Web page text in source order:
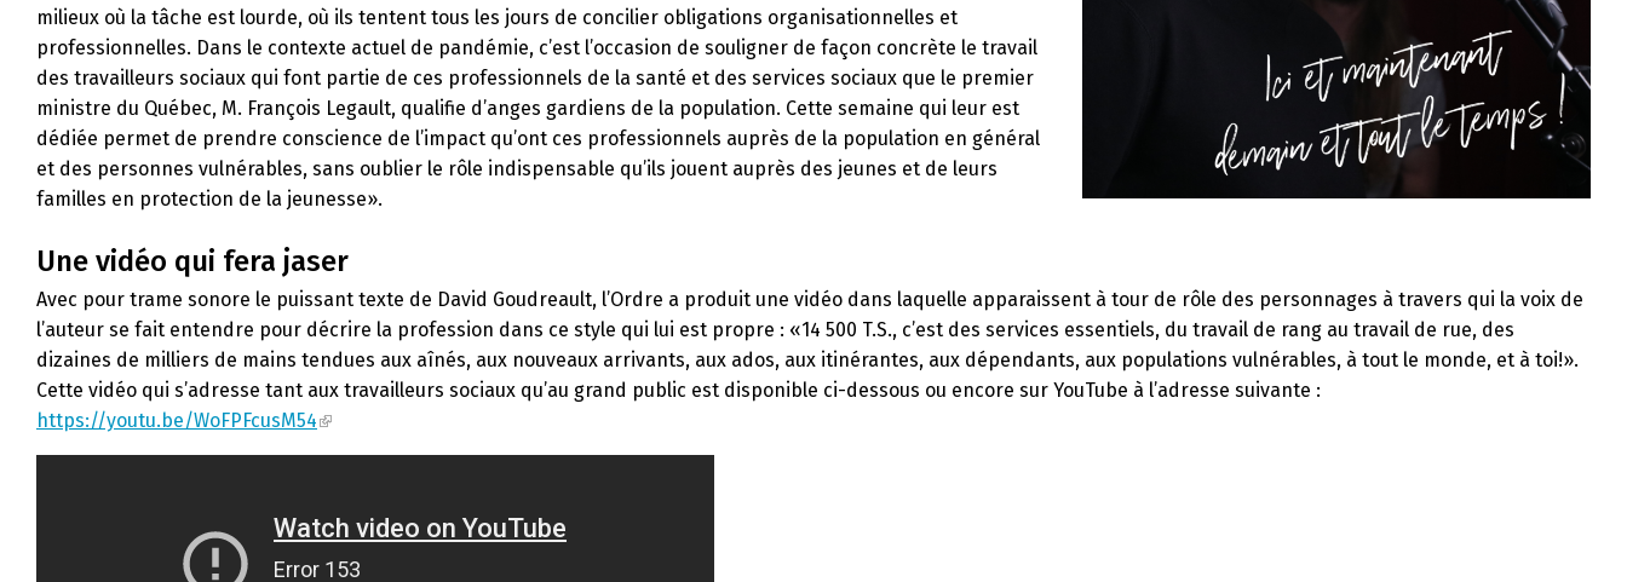
milieux où la tâche est lourde, où ils tentent tous les jours de concilier obligations organisationnelles et
professionnelles. Dans le contexte actuel de pandémie, c’est l’occasion de souligner de façon concrète le travail
des travailleurs sociaux qui font partie de ces professionnels de la santé et des services sociaux que le premier
ministre du Québec, M. François Legault, qualifie d’anges gardiens de la population. Cette semaine qui leur est
dédiée permet de prendre conscience de l’impact qu’ont ces professionnels auprès de la population en général
et des personnes vulnérables, sans oublier le rôle indispensable qu’ils jouent auprès des jeunes et de leurs
familles en protection de la jeunesse».
Une vidéo qui fera jaser
Avec pour trame sonore le puissant texte de David Goudreault, l’Ordre a produit une vidéo dans laquelle apparaissent à tour de rôle des personnages à travers qui la voix de
l’auteur se fait entendre pour décrire la profession dans ce style qui lui est propre : «14 500 T.S., c’est des services essentiels, du travail de rang au travail de rue, des
dizaines de milliers de mains tendues aux aînés, aux nouveaux arrivants, aux ados, aux itinérantes, aux dépendants, aux populations vulnérables, à tout le monde, et à toi!».
Cette vidéo qui s’adresse tant aux travailleurs sociaux qu’au grand public est disponible ci-dessous ou encore sur YouTube à l’adresse suivante :
https://youtu.be/WoFPFcusM54